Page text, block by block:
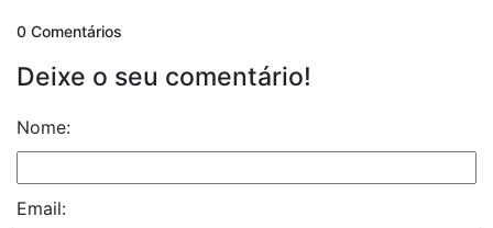
0 Comentários
Deixe o seu comentário!
Nome:
Email: